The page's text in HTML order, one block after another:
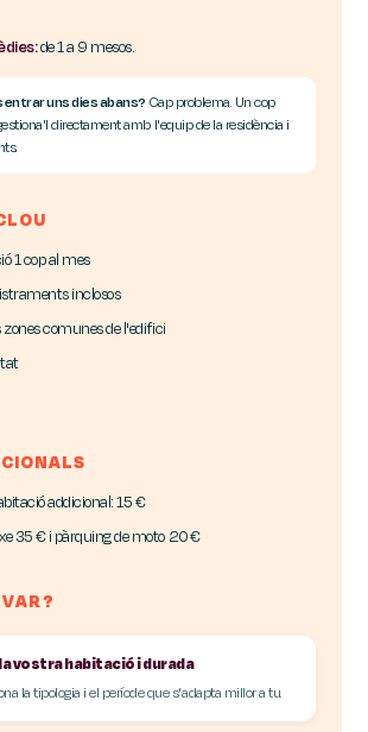
de 1 a 9 mesos.
uns dies abans? Cap problema. Un cop
directament amb l'equip de la residència i
1 cop al mes
inclosos
zones comunes de l'edifici
addicional: 15 €
35 € i pàrquing de moto 20 €
vostra habitació i durada
la tipologia i el període que s'adapta millor a tu.